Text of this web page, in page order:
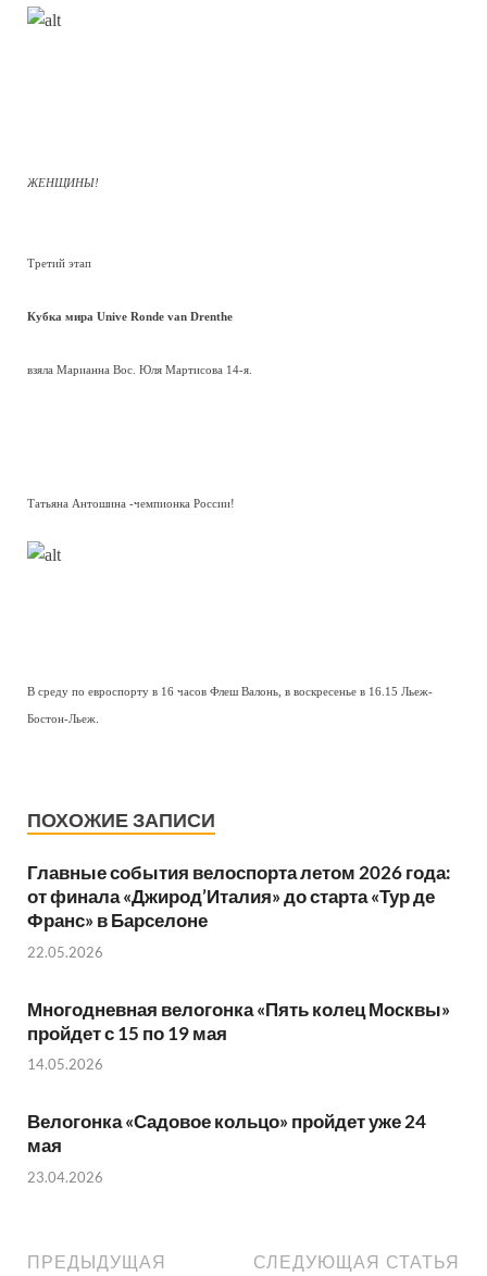
ЖЕНЩИНЫ!
Третий этап
Кубка мира Unive Ronde van Drenthe
взяла Марианна Вос. Юля Мартисова 14-я.
Татьяна Антошина -чемпионка России!
В среду по евроспорту в 16 часов Флеш Валонь, в воскресенье в 16.15 Льеж-
Бостон-Льеж.
ПОХОЖИЕ ЗАПИСИ
Главные события велоспорта летом 2026 года:
от финала «Джирод’Италия» до старта «Тур де
Франс» в Барселоне
22.05.2026
Многодневная велогонка «Пять колец Москвы»
пройдет с 15 по 19 мая
14.05.2026
Велогонка «Садовое кольцо» пройдет уже 24
мая
23.04.2026
ПРЕДЫДУЩАЯ
СЛЕДУЮЩАЯ СТАТЬЯ